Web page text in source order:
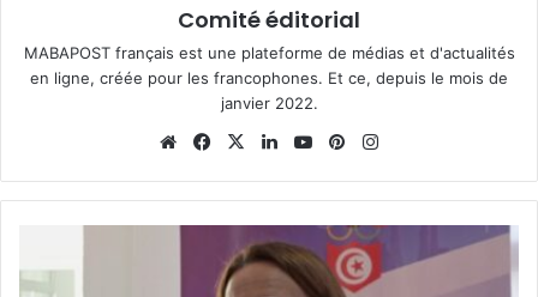
Comité éditorial
MABAPOST français est une plateforme de médias et d'actualités
en ligne, créée pour les francophones. Et ce, depuis le mois de
janvier 2022.
WebsiteFacebook
X LinkedinYouTubePinterest
l'Ambassadrice